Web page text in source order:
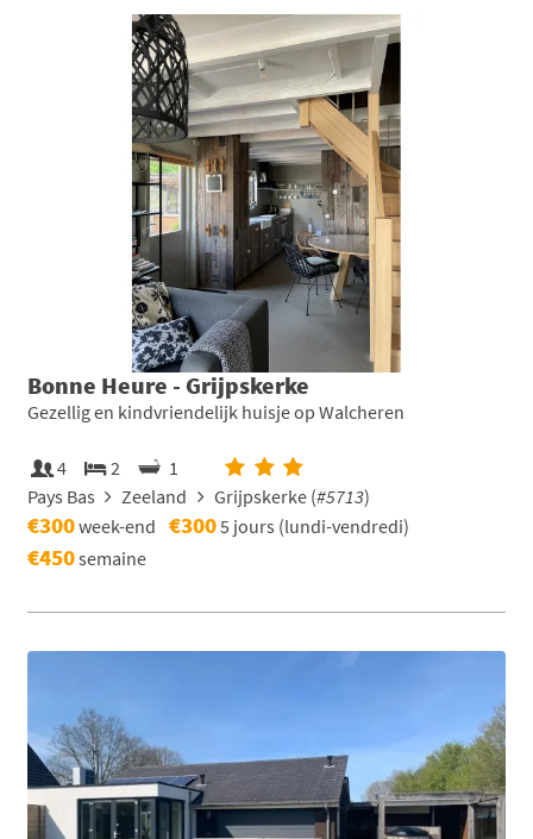
Bonne Heure - Grijpskerke
Gezellig en kindvriendelijk huisje op Walcheren
4 2
1
Pays Bas
Zeeland Grijpskerke (#5713)
€300week-end €3005 jours (lundi-vendredi)
€450semaine